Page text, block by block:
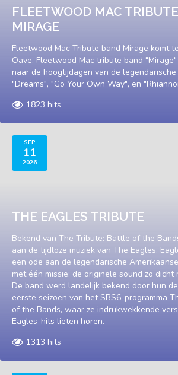
FLEETWOOD MAC
MIRAGE
Fleetwood Mac Tribute band Mirage komt
Oave. Fleetwood Mac tribute band
naar de hoogtijdagen van de
"Dreams", "Go Your Own Way", en
1823 hits
SEP
11
2026
THE EAGLES TRIBUTE
Bekend van The Tribute: Battle of the
aan de tijdloze muziek van The Eagles.
een ode aan de legendarische
met één missie: de originele sound zo dicht
De band werd landelijk bekend door hun
eerste seizoen van het SBS6-programma
of the Bands, waar ze indrukwekkende
Eagles-hits lieten horen.
1313 hits